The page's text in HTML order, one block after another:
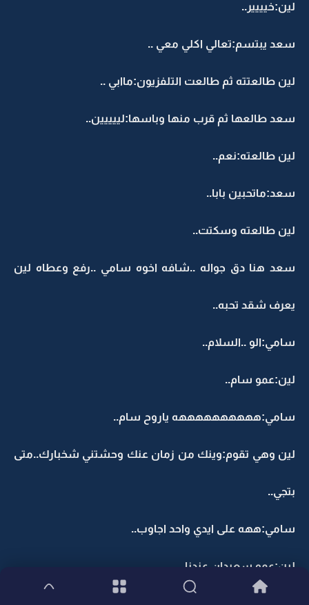
لين:خيييير..
سعد يبتسم:تعالي اكلي معي ..
لين طالعتته ثم طالعت التلفزيون:ماابي ..
سعد طالعها ثم قرب منها وباسها:لييييين..
لين طالعته:نعم..
سعد:ماتحبين بابا..
لين طالعته وسكتت..
سعد هنا دق جواله ..شافه اخوه سامي ..رفع وعطاه لين
يعرف شقد تحبه..
سامي:الو ..السلام..
لين:عمو سام..
سامي:ههههههههههه ياروح سام..
لين وهي تقوم:وينك من زمان عنك وحشتني شخبارك..متى
بتجي..
سامي:ههه على ايدي واحد اجاوب..
لين:عمو سعيدان عندنا..